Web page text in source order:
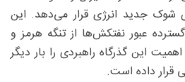
شوک جدید انرژی قرار می‌دهد. این
عبور نفتکش‌ها از تنگه هرمز و
این گذرگاه راهبردی را بار دیگر
قرار داده است.